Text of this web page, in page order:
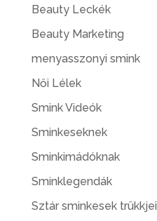
Beauty Leckék
Beauty Marketing
menyasszonyi smink
Női Lélek
Smink Videók
Sminkeseknek
Sminkimádóknak
Sminklegendák
Sztár sminkesek trükkjei